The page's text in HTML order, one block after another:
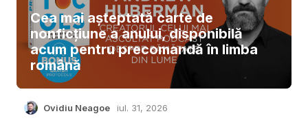
Cea mai așteptată carte de
nonficțiune a anului, disponibilă
acum pentru precomandă în limba
română
Ovidiu Neagoe iul. 31, 2026